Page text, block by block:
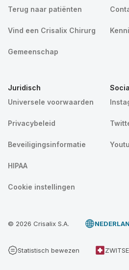
Terug naar patiënten
Vind een Crisalix Chirurg
Gemeenschap
Juridisch
Universele voorwaarden
Privacybeleid
Beveiligingsinformatie
HIPAA
Cookie instellingen
© 2026 Crisalix S.A.
Statistisch bewezen